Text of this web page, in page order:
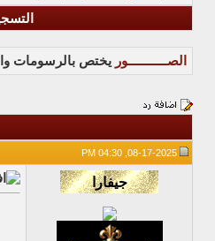
الصـــــــــــور يختص بالرسومات